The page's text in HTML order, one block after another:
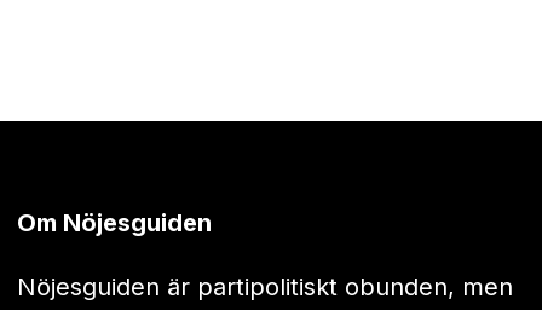
Om Nöjesguiden
Nöjesguiden är partipolitiskt obunden, men